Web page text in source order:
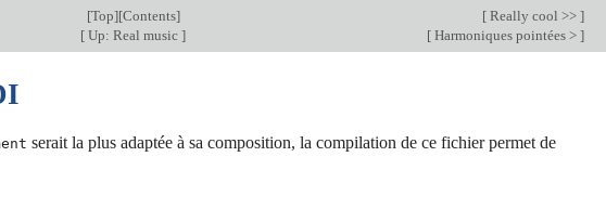
[Top][Contents] [ Really cool >> ]
[ Up: Real music ] [ Harmoniques pointées > ]
serait la plus adaptée à sa composition, la compilation de ce fichier permet de